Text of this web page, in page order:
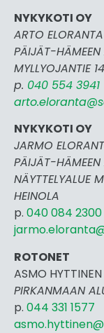
NYKYKOTI OY
ARTO ELORANTA
PÄIJÄT-HÄMEEN
MYLLYOJANTIE
p. 040 554 3941
NYKYKOTI OY
JARMO
PÄIJÄT-HÄMEEN
NÄYTTELYALUE
HEINOLA
p. 040 084 2300
ROTONET
ASMO HYTTINEN
PIRKANMAAN
p. 044 331 1577